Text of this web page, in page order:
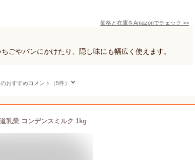
価格と在庫をAmazonでチェック >>
ごやパンにかけたり、隠し味にも幅広く使えます。
おすすめコメント（5件）
乳業 コンデンスミルク 1kg